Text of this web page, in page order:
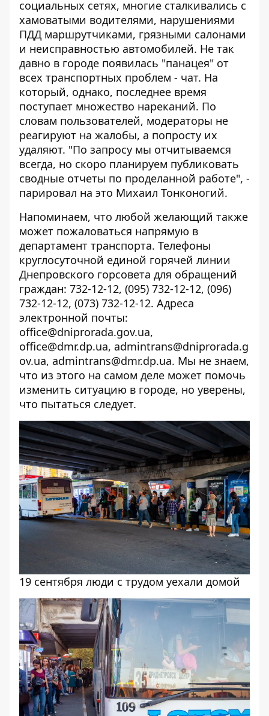
социальных сетях, многие сталкивались с
хамоватыми водителями, нарушениями
ПДД маршрутчиками, грязными салонами
и неисправностью автомобилей. Не так
давно в городе появилась "панацея" от
всех транспортных проблем - чат. На
который, однако, последнее время
поступает множество нареканий. По
словам пользователей, модераторы не
реагируют на жалобы, а попросту их
удаляют. "По запросу мы отчитываемся
всегда, но скоро планируем публиковать
сводные отчеты по проделанной работе", -
парировал на это Михаил Тонконогий.
Напоминаем, что любой желающий также
может пожаловаться напрямую в
департамент транспорта. Телефоны
круглосуточной единой горячей линии
Днепровского горсовета для обращений
граждан: 732-12-12, (095) 732-12-12, (096)
732-12-12, (073) 732-12-12. Адреса
электронной почты:
office@dniprorada.gov.ua,
office@dmr.dp.ua, admintrans@dniprorada.g
ov.ua, admintrans@dmr.dp.ua. Мы не знаем,
что из этого на самом деле может помочь
изменить ситуацию в городе, но уверены,
что пытаться следует.
19 сентября люди с трудом уехали домой